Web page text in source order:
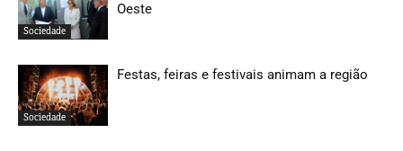
Sociedade
Oeste
Sociedade
Festas, feiras e festivais animam a região